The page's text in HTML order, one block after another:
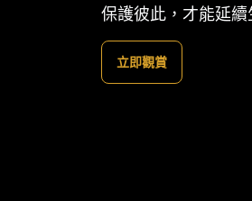
保護彼此，才能延續
立即觀賞